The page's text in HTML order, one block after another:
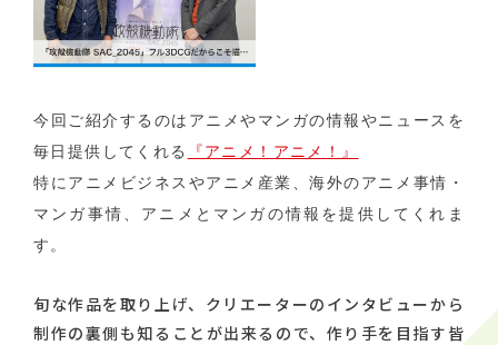
今回ご紹介するのはアニメやマンガの情報やニュースを
毎日提供してくれる
『アニメ！アニメ！』
特にアニメビジネスやアニメ産業、海外のアニメ事情・
マンガ事情、アニメとマンガの情報を提供してくれま
す。
旬な作品を取り上げ、クリエーターのインタビューから
制作の裏側も知ることが出来るので、作り手を目指す皆